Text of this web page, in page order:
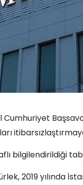
bilgilendirildiği
2019 yılında